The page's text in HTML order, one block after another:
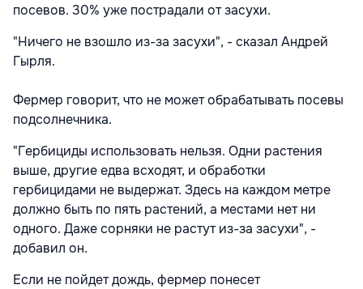
посевов. 30% уже пострадали от засухи.
"Ничего не взошло из-за засухи", - сказал Андрей
Гырля.
Фермер говорит, что не может обрабатывать посевы
подсолнечника.
"Гербициды использовать нельзя. Одни растения
выше, другие едва всходят, и обработки
гербицидами не выдержат. Здесь на каждом метре
должно быть по пять растений, а местами нет ни
одного. Даже сорняки не растут из-за засухи", -
добавил он.
Если не пойдет дождь, фермер понесет